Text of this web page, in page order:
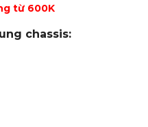
từ 600K
chassis: